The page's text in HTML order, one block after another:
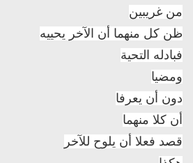
من غريبين
ظن كل منهما أن الآخر يحييه
فبادله التحية
ومضيا
دون أن يعرفا
أن كلا منهما
قصد فعلا أن يلوح للآخر